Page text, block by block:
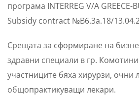
програма INTERREG V/A GREECE-
Subsidy contract №B6.3a.18/
Срещата за сформиране на
здравни специали в гр.
участниците бяха хирурзи, очни
общопрактикуващи лекари.